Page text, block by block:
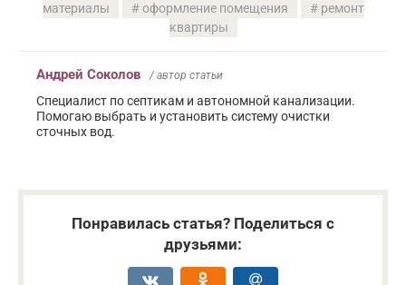
материалы
оформление помещения
ремонт
квартиры
Андрей Соколов / автор статьи
Специалист по септикам и автономной канализации.
Помогаю выбрать и установить систему очистки
сточных вод.
Понравилась статья? Поделиться с
друзьями: